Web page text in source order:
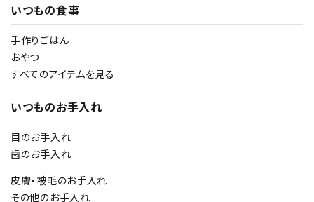
いつもの食事
手作りごはん
おやつ
すべてのアイテムを見る
いつものお手入れ
目のお手入れ
歯のお手入れ
皮膚・被毛のお手入れ
その他のお手入れ